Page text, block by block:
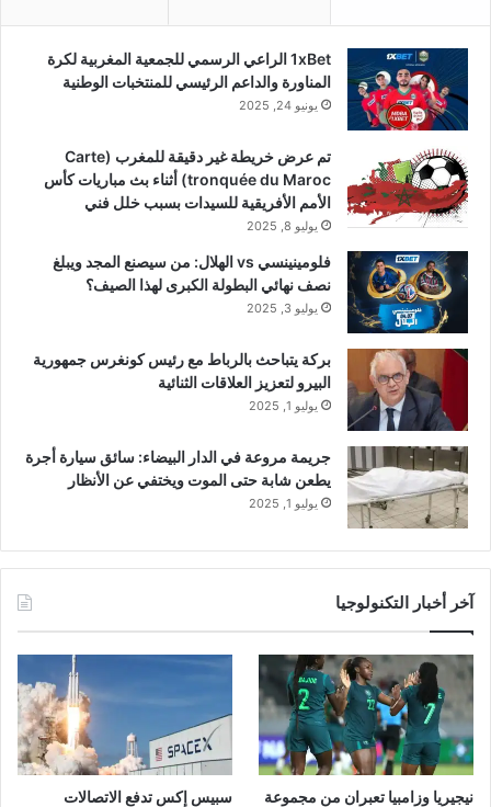
1xBet الراعي الرسمي للجمعية المغربية لكرة
المناورة والداعم الرئيسي للمنتخبات الوطنية
يونيو 24, 2025
تم عرض خريطة غير دقيقة للمغرب (Carte
tronquée du Maroc) أثناء بث مباريات كأس
الأمم الأفريقية للسيدات بسبب خلل فني
يوليو 8, 2025
فلومينينسي vs الهلال: من سيصنع المجد ويبلغ
نصف نهائي البطولة الكبرى لهذا الصيف؟
يوليو 3, 2025
بركة يتباحث بالرباط مع رئيس كونغرس جمهورية
البيرو لتعزيز العلاقات الثنائية
يوليو 1, 2025
جريمة مروعة في الدار البيضاء: سائق سيارة أجرة
يطعن شابة حتى الموت ويختفي عن الأنظار
يوليو 1, 2025
آخر أخبار التكنولوجيا
نيجيريا وزامبيا تعبران من مجموعة
سبيس إكس تدفع الاتصالات